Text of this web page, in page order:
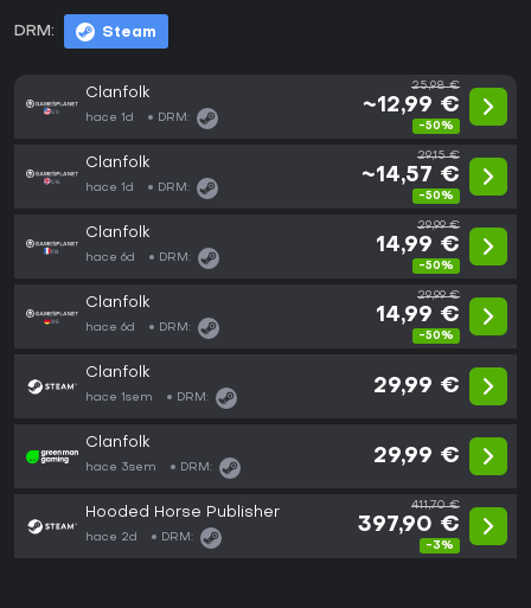
DRM: Steam
Clanfolk
hace 1d DRM:
25,98 €
~12,99 €
-50%
Clanfolk
hace 1d DRM:
29,15 €
~14,57 €
-50%
Clanfolk
hace 6d DRM:
29,99 €
14,99 €
-50%
Clanfolk
hace 6d DRM:
29,99 €
14,99 €
-50%
Clanfolk
hace 1sem DRM:
29,99 €
Clanfolk
hace 3sem DRM:
29,99 €
Hooded Horse Publisher
hace 2d DRM:
411,70 €
397,90 €
-3%